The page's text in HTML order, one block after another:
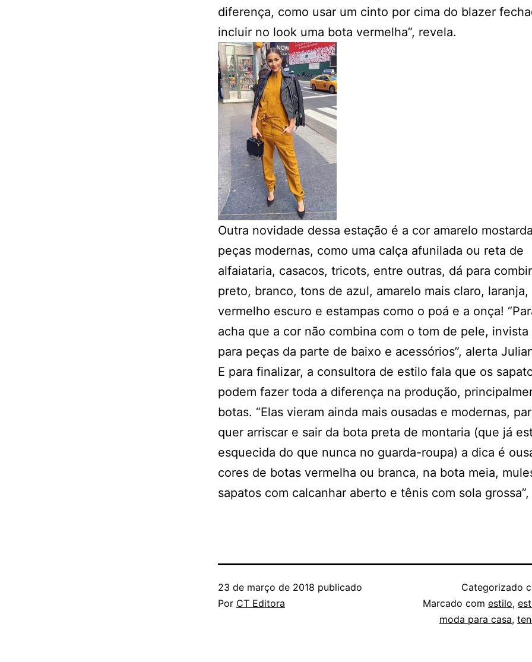
diferença, como usar um cinto por cima do blazer
incluir no look uma bota vermelha”, revela.
Outra novidade dessa estação é a cor amarelo
peças modernas, como uma calça afunilada ou reta de
alfaiataria, casacos, tricots, entre outras, dá para
preto, branco, tons de azul, amarelo mais claro, laranja,
vermelho escuro e estampas como o poá e a onça!
acha que a cor não combina com o tom de pele, invista
para peças da parte de baixo e acessórios”, alerta
E para finalizar, a consultora de estilo fala que os
podem fazer toda a diferença na produção,
botas. “Elas vieram ainda mais ousadas e modernas,
quer arriscar e sair da bota preta de montaria (que já
esquecida do que nunca no guarda-roupa) a dica é
cores de botas vermelha ou branca, na bota meia,
sapatos com calcanhar aberto e tênis com sola
23 de março de 2018 publicado
Por CT Editora
Categorizado
Marcado com estilo,
moda para casa,